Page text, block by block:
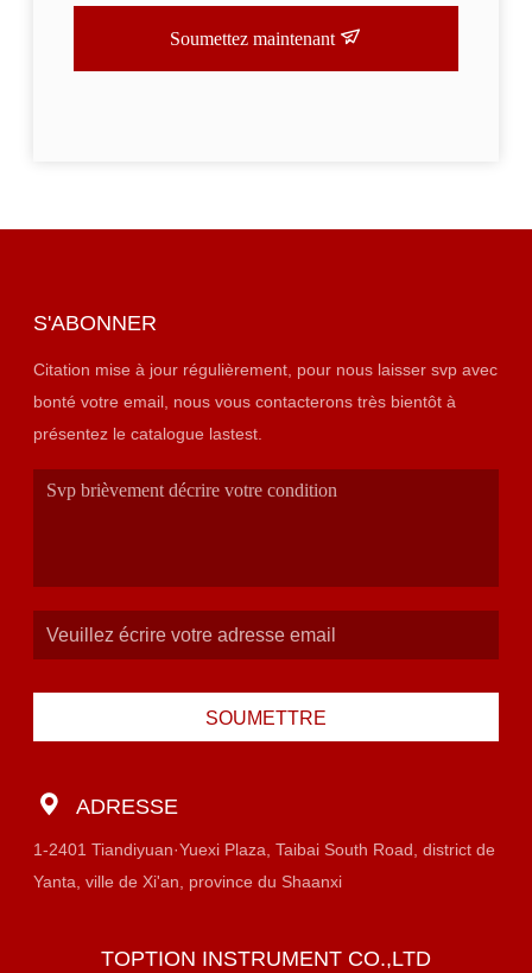
Soumettez maintenant
S'ABONNER
Citation mise à jour régulièrement, pour nous laisser svp avec
bonté votre email, nous vous contacterons très bientôt à
présentez le catalogue lastest.
SOUMETTRE
ADRESSE
1-2401 Tiandiyuan·Yuexi Plaza, Taibai South Road, district de
Yanta, ville de Xi'an, province du Shaanxi
TOPTION INSTRUMENT CO.,LTD